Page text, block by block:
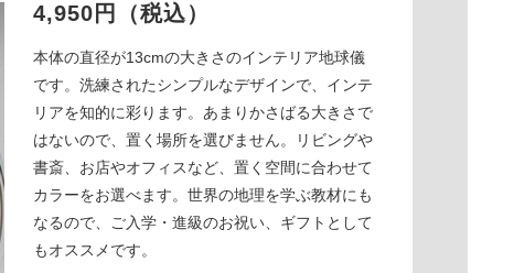
4,950円（税込）
本体の直径が13cmの大きさのインテリア地球儀
です。洗練されたシンプルなデザインで、インテ
リアを知的に彩ります。あまりかさばる大きさで
はないので、置く場所を選びません。リビングや
書斎、お店やオフィスなど、置く空間に合わせて
カラーをお選べます。世界の地理を学ぶ教材にも
なるので、ご入学・進級のお祝い、ギフトとして
もオススメです。